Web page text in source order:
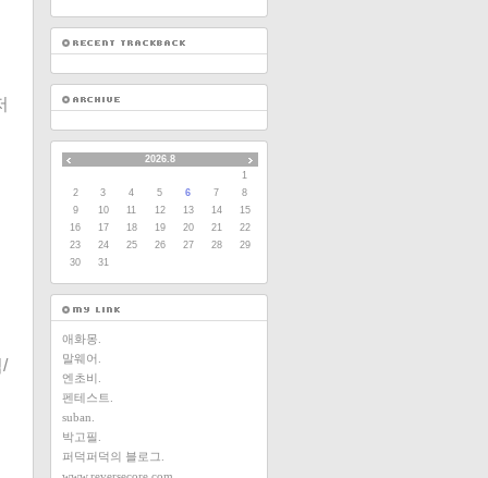
/
2026.8
1
2
3 4 5 6 7
8
9
10 11 12 13 14
15
16
17 18 19 20 21
22
23
24 25 26 27 28
29
30
31
애화몽.
말웨어.
엔초비.
펜테스트.
suban.
박고필.
퍼덕퍼덕의 블로그.